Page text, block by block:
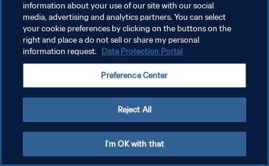
PRIVACY POLICY
TERMINI DI SERVIZIO
GESTISCI LE TUE PREFERENZE PER I COOKIES
information about your use of our site with our social
media, advertising and analytics partners. You can select
your cookie preferences by clicking on the buttons on the
right and place a do not sell or share my personal
information request. Data Protection Portal
Preference Center
Reject All
I'm OK with that